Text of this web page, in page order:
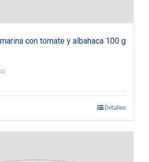
con tomate y albahaca 100 g
Detalles